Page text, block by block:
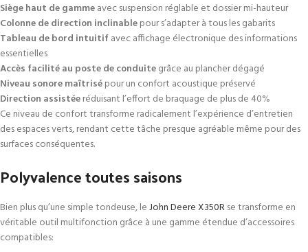
Siège haut de gammeavec suspension réglable et dossier mi-hauteur
Colonne de direction inclinablepour s’adapter à tous les gabarits
Tableau de bord intuitifavec affichage électronique des informations
essentielles
Accès facilité au poste de conduitegrâce au plancher dégagé
Niveau sonore maîtrisépour un confort acoustique préservé
Direction assistéeréduisant l’effort de braquage de plus de 40%
Ce niveau de confort transforme radicalement l’expérience d’entretien
des espaces verts, rendant cette tâche presque agréable même pour des
surfaces conséquentes.
Polyvalence toutes saisons
Bien plus qu’une simple tondeuse, leJohn Deere X350Rse transforme en
véritable outil multifonction grâce à une gamme étendue d’accessoires
compatibles: